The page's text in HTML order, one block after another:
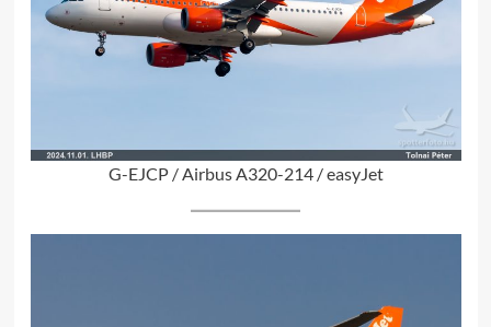
G-EJCP / Airbus A320-214 / easyJet